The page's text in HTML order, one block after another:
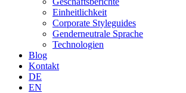
Einheitlichkeit
Corporate Styleguides
Genderneutrale Sprache
Technologien
Blog
Kontakt
DE
EN